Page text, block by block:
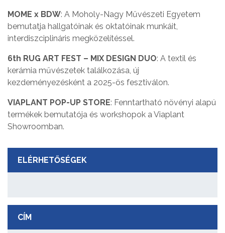
MOME x BDW: A Moholy-Nagy Művészeti Egyetem
bemutatja hallgatóinak és oktatóinak munkáit,
interdiszciplináris megközelítéssel.
6th RUG ART FEST – MIX DESIGN DUO: A textil és
kerámia művészetek találkozása, új
kezdeményezésként a 2025-ös fesztiválon.
VIAPLANT POP-UP STORE: Fenntartható növényi alapú
termékek bemutatója és workshopok a Viaplant
Showroomban.
ELÉRHETŐSÉGEK
CÍM